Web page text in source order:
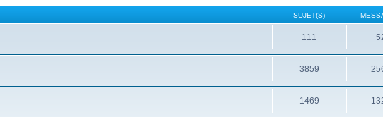
SUJET(S)
111
3859
1469